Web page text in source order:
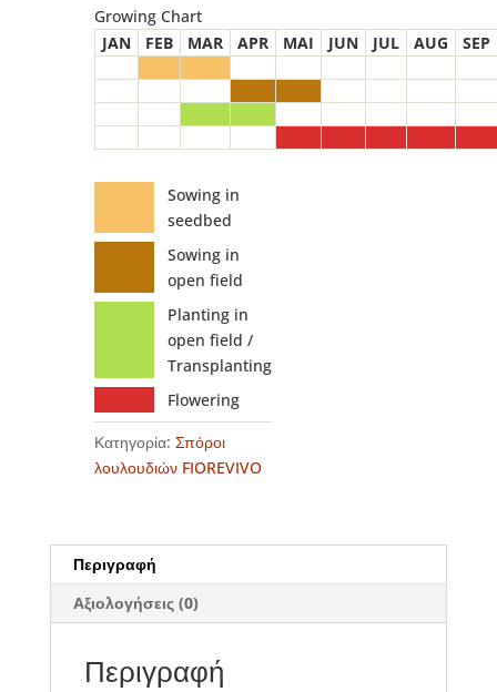
erecta
ποσότητα
Growing Chart
JAN
FEB MAR APR MAI JUN JUL AUG SEP
Sowing in
seedbed
Sowing in
open field
Planting in
open field /
Transplanting
Flowering
Κατηγορία: Σπόροι
λουλουδιών FIOREVIVO
Περιγραφή
Αξιολογήσεις (0)
Περιγραφή